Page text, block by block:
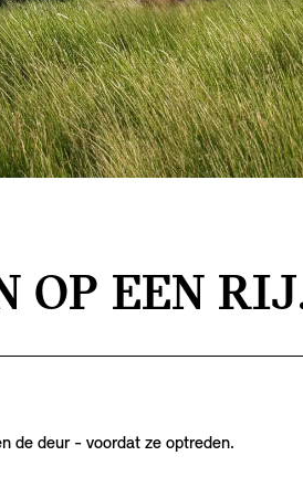
OP EEN
de deur - voordat ze optreden.